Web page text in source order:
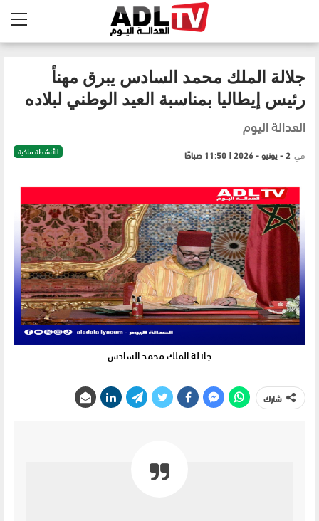
جلالة الملك محمد السادس يبرق مهنأ
رئيس إيطاليا بمناسبة العيد الوطني لبلاده
العدالة اليوم
الأنشطة ملكية في 2 - يونيو - 2026 | 11:50 صباحًا
جلالة الملك محمد السادس
شارك